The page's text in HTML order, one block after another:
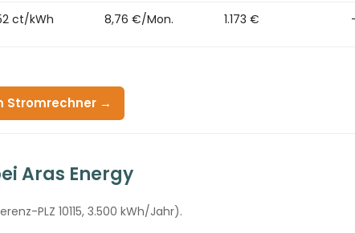
ct/kWh 8,76 €/Mon. 1.173 €
Stromrechner →
Aras Energy
PLZ 10115, 3.500 kWh/Jahr).